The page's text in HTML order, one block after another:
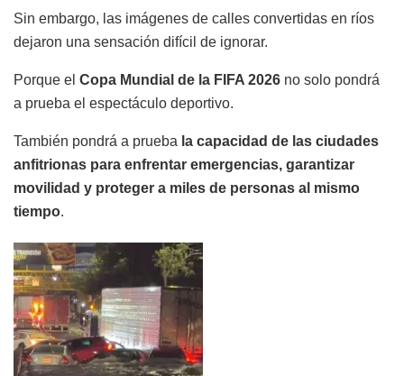
Sin embargo, las imágenes de calles convertidas en ríos
dejaron una sensación difícil de ignorar.
Porque el Copa Mundial de la FIFA 2026 no solo pondrá
a prueba el espectáculo deportivo.
También pondrá a prueba la capacidad de las ciudades
anfitrionas para enfrentar emergencias, garantizar
movilidad y proteger a miles de personas al mismo
tiempo.